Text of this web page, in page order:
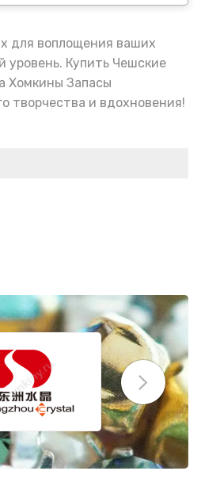
для воплощения ваших
уровень. Купить Чешские
Хомкины Запасы
творчества и вдохновения!